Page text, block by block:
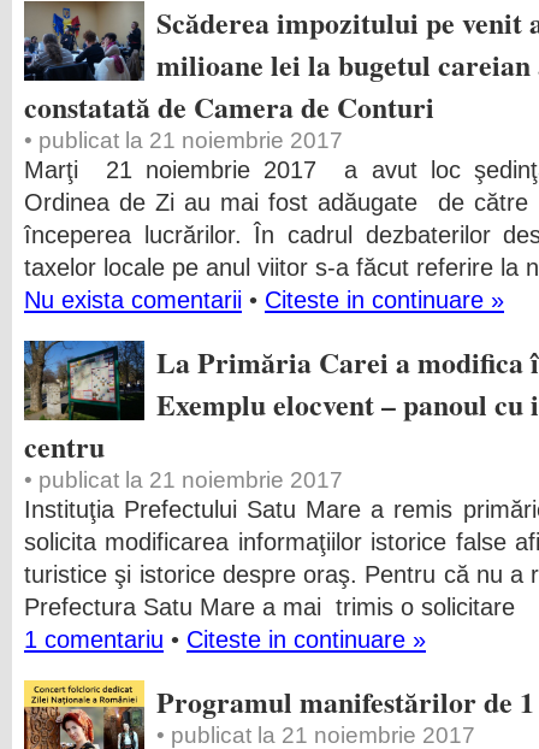
Scăderea impozitului pe venit
milioane lei la bugetul careian
constatată de Camera de Conturi
• publicat la 21 noiembrie 2017
Marţi 21 noiembrie 2017 a avut loc
Ordinea de Zi au mai fost adăugate de către
începerea lucrărilor. În cadrul dezbaterilor
taxelor locale pe anul viitor s-a făcut referire la
Nu exista comentarii • Citeste in continuare »
La Primăria Carei a modifica
Exemplu elocvent – panoul
centru
• publicat la 21 noiembrie 2017
Instituţia Prefectului Satu Mare a remis
solicita modificarea informaţiilor istorice false
turistice şi istorice despre oraş. Pentru că nu a
Prefectura Satu Mare a mai trimis o solicitare
1 comentariu • Citeste in continuare »
Programul manifestărilor de
• publicat la 21 noiembrie 2017